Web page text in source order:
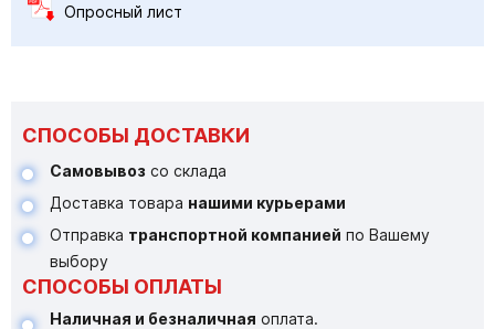
Опросный лист
СПОСОБЫ ДОСТАВКИ
Самовывоз со склада
Доставка товара нашими курьерами
Отправка транспортной компанией по Вашему
выбору
СПОСОБЫ ОПЛАТЫ
Наличная и безналичная оплата.